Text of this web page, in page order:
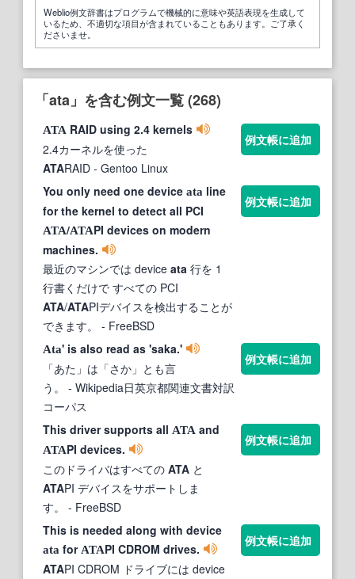
Weblio例文辞書はプログラムで機械的に意味や英語表現を生成して
いるため、不適切な項目が含まれていることもあります。ご了承く
ださいませ。
「ata」を含む例文一覧 (268)
ATA RAID using 2.4 kernels
2.4カーネルを使った
ATARAID - Gentoo Linux
例文帳に追加
You only need one device ata line
for the kernel to detect all PCI
ATA/ATAPI devices on modern
machines.
最近のマシンでは device ata 行を 1
行書くだけで すべての PCI
ATA/ATAPIデバイスを検出することが
できます。
- FreeBSD
例文帳に追加
Ata' is also read as 'saka.'
「あた」は「さか」とも言
う。
- Wikipedia日英京都関連文書対訳
コーパス
例文帳に追加
This driver supports all ATA and
ATAPI devices.
このドライバはすべての ATA と
ATAPI デバイスをサポートしま
す。
- FreeBSD
例文帳に追加
This is needed along with device
ata for ATAPI CDROM drives.
ATAPI CDROM ドライブには device
例文帳に追加